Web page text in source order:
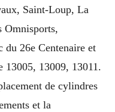
Saint-Loup, La
Omnisports,
26e Centenaire et
13005, 13009, 13011.
de cylindres
et la